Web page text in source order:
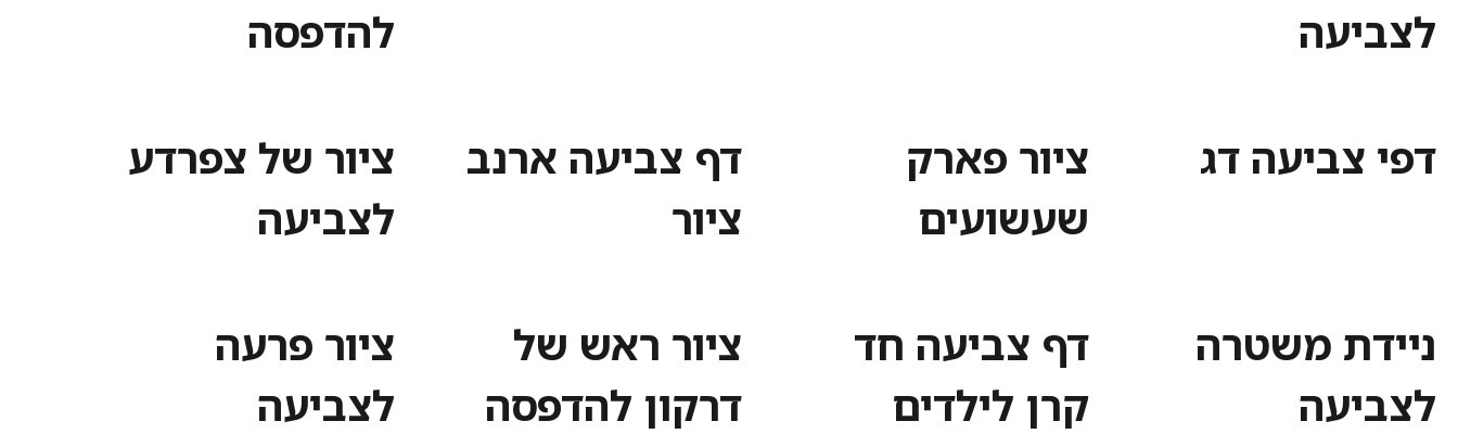
לצביעה
להדפסה
דפי צביעה דג
ציור פארק
שעשועים
דף צביעה ארנב
ציור
ציור של צפרדע
לצביעה
ניידת משטרה
לצביעה
דף צביעה חד
קרן לילדים
ציור ראש של
דרקון להדפסה
ציור פרעה
לצביעה